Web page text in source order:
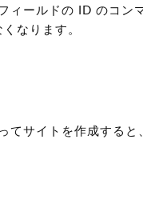
ールドの ID のコン
なります。
てサイトを作成する